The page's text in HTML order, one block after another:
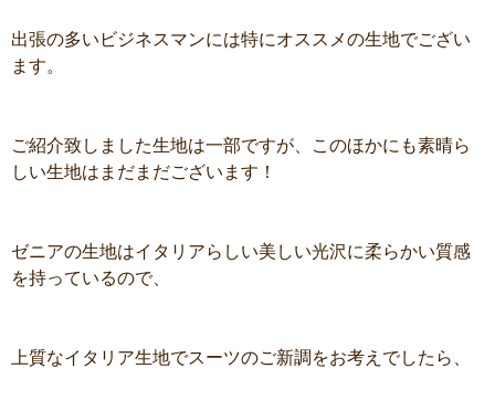
出張の多いビジネスマンには特にオススメの生地でござい
ます。
ご紹介致しました生地は一部ですが、このほかにも素晴ら
しい生地はまだまだございます！
ゼニアの生地はイタリアらしい美しい光沢に柔らかい質感
を持っているので、
上質なイタリア生地でスーツのご新調をお考えでしたら、